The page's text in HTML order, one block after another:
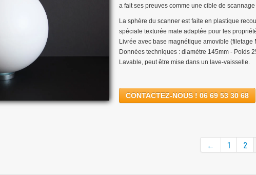
a fait ses preuves comme une cible de scannage
La sphère du scanner est faite en plastique
spéciale texturée mate adaptée pour les
Livrée avec base magnétique amovible (filetage
Données techniques : diamètre 145mm - Poids
Lavable, peut être mise dans un lave-vaisselle.
CONTACTEZ-NOUS ! 06 69 53 30 68
← 1 2